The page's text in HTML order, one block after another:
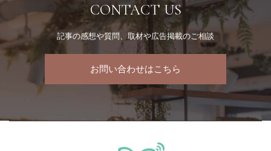
CONTACT US
記事の感想や質問、取材や広告掲載のご相談
お問い合わせはこちら